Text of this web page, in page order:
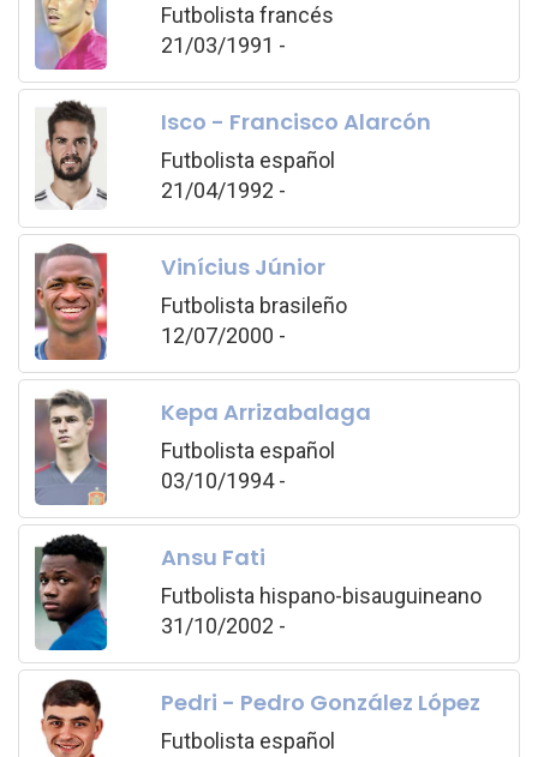
Futbolista francés
21/03/1991 -
Isco - Francisco Alarcón
Futbolista español
21/04/1992 -
Vinícius Júnior
Futbolista brasileño
12/07/2000 -
Kepa Arrizabalaga
Futbolista español
03/10/1994 -
Ansu Fati
Futbolista hispano-bisauguineano
31/10/2002 -
Pedri - Pedro González López
Futbolista español